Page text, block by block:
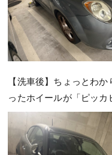
【洗車後】ちょっとわ
ったホイールが「ピッカ